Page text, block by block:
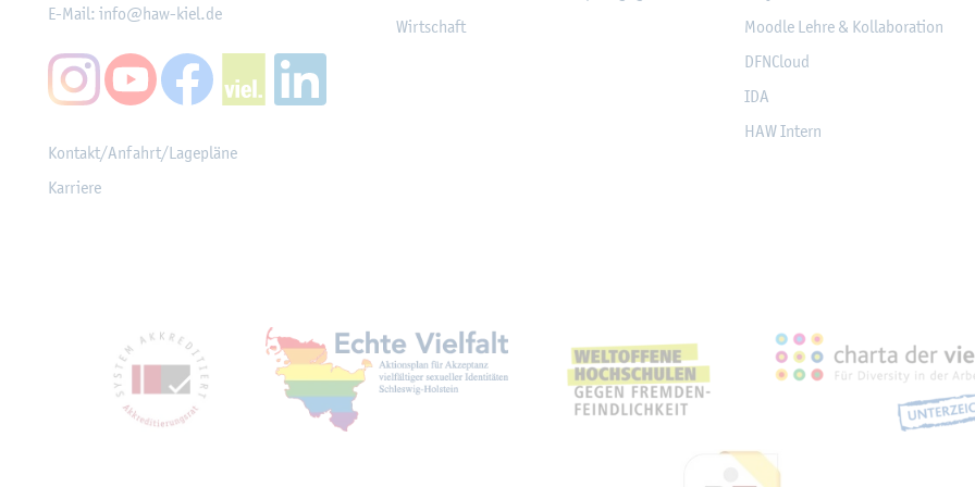
E-Mail: info@​haw-​kiel.​de
Kon­takt/An­fahrt/La­ge­plä­ne
Kar­rie­re
Wirt­schaft
Mood­le Lehre & Kol­la­bo­ra­ti­on
DF­NCloud
IDA
HAW In­tern
Mit­glied­schaf­ten, Aus­zeich­nun­gen,